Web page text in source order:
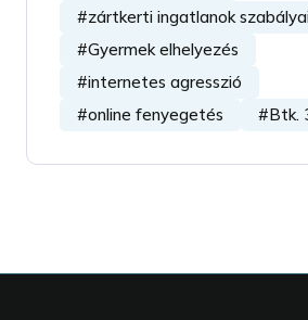
#zártkerti ingatlanok szabályai
#Gyermek elhelyezés
#internetes agresszió
#online fenyegetés
#Btk.